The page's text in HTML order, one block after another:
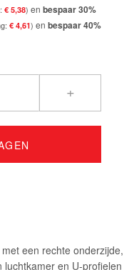
€ 5,38 en bespaar30%
€ 4,61 en bespaar40%
+
een rechte onderzijde,
en U-profielen